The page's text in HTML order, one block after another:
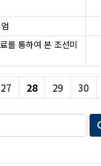
를 통하여 본 조선미
27 28 29 30